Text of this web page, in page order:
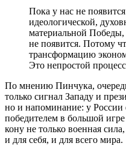
Пока у нас не
идеологической,
материальной
не появится. Потому
трансформацию
Это непростой
По мнению Пинчука,
только сигнал Западу и
но и напоминание: у
победителем в большой
кону не только военная
и для себя, и для всего мира.